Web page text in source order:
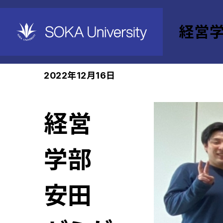
経営
ホーム 経営学部 News
2022年12月16日
経営
学部
安田